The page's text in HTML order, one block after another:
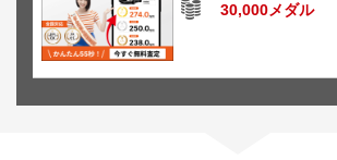
30,000メダル